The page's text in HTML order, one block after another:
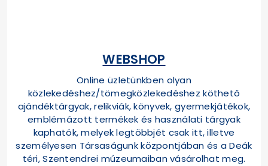
WEBSHOP
Online üzletünkben olyan
közlekedéshez/tömegközlekedéshez köthető
ajándéktárgyak, relikviák, könyvek, gyermekjátékok,
emblémázott termékek és használati tárgyak
kaphatók, melyek legtöbbjét csak itt, illetve
személyesen Társaságunk központjában és a Deák
téri, Szentendrei múzeumaiban vásárolhat meg.